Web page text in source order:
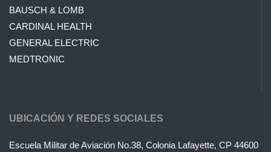
BAUSCH & LOMB
CARDINAL HEALTH
GENERAL ELECTRIC
MEDTRONIC
UBICACIÓN Y REDES SOCIALES
Escuela Militar de Aviación No.38, Colonia Lafayette, CP 44600